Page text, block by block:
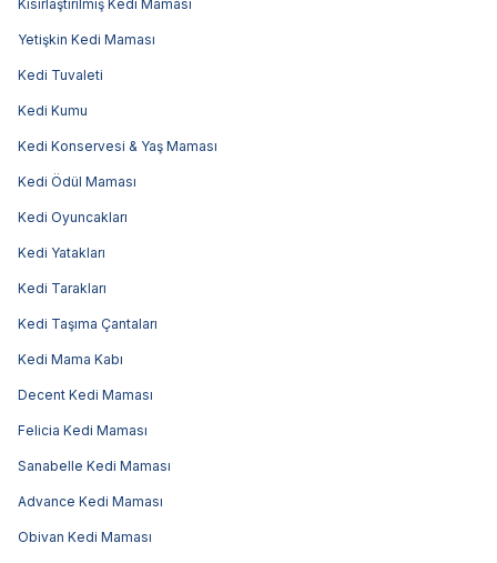
Kısırlaştırılmış Kedi Maması
Yetişkin Kedi Maması
Kedi Tuvaleti
Kedi Kumu
Kedi Konservesi & Yaş Maması
Kedi Ödül Maması
Kedi Oyuncakları
Kedi Yatakları
Kedi Tarakları
Kedi Taşıma Çantaları
Kedi Mama Kabı
Decent Kedi Maması
Felicia Kedi Maması
Sanabelle Kedi Maması
Advance Kedi Maması
Obivan Kedi Maması